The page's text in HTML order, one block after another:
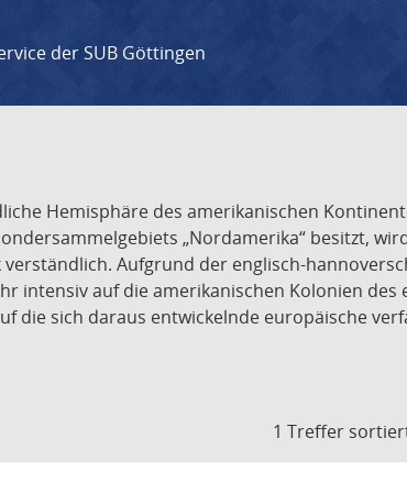
der SUB Göttingen
Hemisphäre des amerikanischen
„Nordamerika“ besitzt,
Aufgrund der englisch-
auf die amerikanischen Kolonien des
die sich daraus entwickelnde europäische
1 Treffer